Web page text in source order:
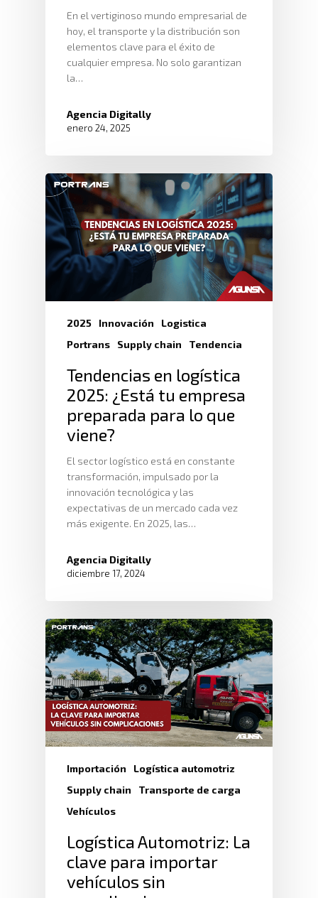
En el vertiginoso mundo empresarial de
hoy, el transporte y la distribución son
elementos clave para el éxito de
cualquier empresa. No solo garantizan
la…
Agencia Digitally
enero 24, 2025
2025 Innovación
Logistica
Portrans
Supply chain Tendencia
Tendencias en logística
2025: ¿Está tu empresa
preparada para lo que
viene?
El sector logístico está en constante
transformación, impulsado por la
innovación tecnológica y las
expectativas de un mercado cada vez
más exigente. En 2025, las…
Agencia Digitally
diciembre 17, 2024
Importación
Logística automotriz
Supply chain
Transporte de carga
Vehículos
Logística Automotriz: La
clave para importar
vehículos sin